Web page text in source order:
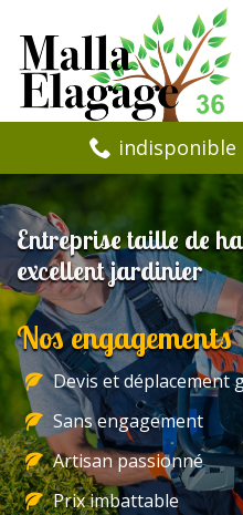
indisponible
Entreprise taille de
excellent jardinier
Nos engagements
Devis et déplacement
Sans engagement
Artisan passionné
Prix imbattable